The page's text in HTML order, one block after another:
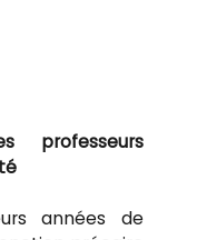
professeurs
années de